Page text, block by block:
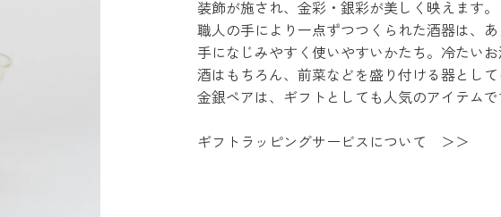
装飾が施され、金彩・銀彩が美しく映えます。
職人の手により一点ずつつくられた酒器は、
手になじみやすく使いやすいかたち。冷たい
酒はもちろん、前菜などを盛り付ける器として
金銀ペアは、ギフトとしても人気のアイテムで
ギフトラッピングサービスについて ＞＞